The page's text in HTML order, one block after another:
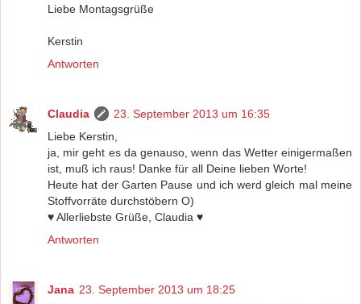
Liebe Montagsgrüße
Kerstin
Antworten
Claudia
23. September 2013 um 16:35
Liebe Kerstin,
ja, mir geht es da genauso, wenn das Wetter einigermaßen
ist, muß ich raus! Danke für all Deine lieben Worte!
Heute hat der Garten Pause und ich werd gleich mal meine
Stoffvorräte durchstöbern O)
♥ Allerliebste Grüße, Claudia ♥
Antworten
Jana 23. September 2013 um 18:25